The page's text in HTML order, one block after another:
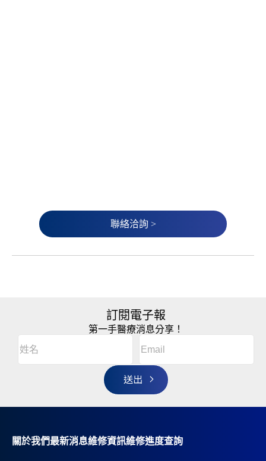
聯絡洽詢 >
訂閱電子報
第一手醫療消息分享！
名
(Required)
r
n
v
e
關於我們最新消息維修資訊維修進度查詢